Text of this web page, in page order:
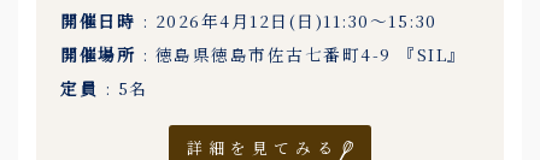
開催日時 : 2026年4月12日(日)11:30〜15:30
開催場所 : 徳島県徳島市佐古七番町4-9 『SIL』
定員 : 5名
詳細を見てみる